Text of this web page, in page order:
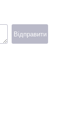
Відправити